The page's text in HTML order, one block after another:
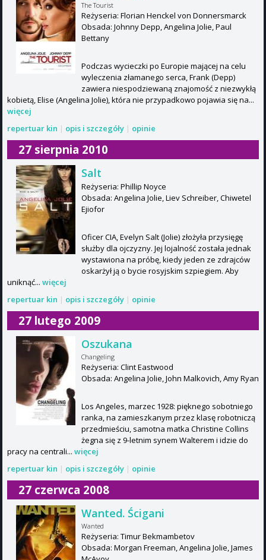
The Tourist
Reżyseria: Florian Henckel von Donnersmarck
Obsada: Johnny Depp, Angelina Jolie, Paul
Bettany
Podczas wycieczki po Europie mającej na celu
wyleczenia złamanego serca, Frank (Depp)
zawiera niespodziewaną znajomość z niezwykłą
kobietą, Elise (Angelina Jolie), która nie przypadkowo pojawia się na...
więcej
repertuar kin | opis i szczegóły | opinie
27 sierpnia 2010
Salt
Reżyseria: Phillip Noyce
Obsada: Angelina Jolie, Liev Schreiber, Chiwetel
Ejiofor
Oficer CIA, Evelyn Salt (Jolie) złożyła przysięgę
służby dla ojczyzny. Jej lojalność została jednak
wystawiona na próbę, kiedy jeden ze zdrajców
oskarżył ją o bycie rosyjskim szpiegiem. Aby
uniknąć... więcej
repertuar kin | opis i szczegóły | opinie
27 lutego 2009
Oszukana
Changeling
Reżyseria: Clint Eastwood
Obsada: Angelina Jolie, John Malkovich, Amy Ryan
Los Angeles, marzec 1928: pięknego sobotniego
ranka, na zamieszkanym przez klasę robotniczą
przedmieściu, samotna matka Christine Collins
żegna się z 9-letnim synem Walterem i idzie do
pracy na centrali... więcej
repertuar kin | opis i szczegóły | opinie
27 czerwca 2008
Wanted. Ścigani
Wanted
Reżyseria: Timur Bekmambetov
Obsada: Morgan Freeman, Angelina Jolie, James